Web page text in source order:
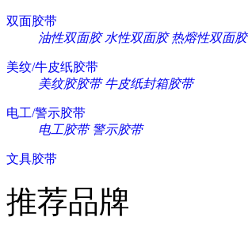
双面胶带
油性双面胶 水性双面胶 热熔性双面胶
美纹/牛皮纸胶带
美纹胶胶带 牛皮纸封箱胶带
电工/警示胶带
电工胶带 警示胶带
文具胶带
推荐品牌